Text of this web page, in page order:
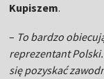
Kupiszem.
– To bardzo
reprezentant
się pozyskać